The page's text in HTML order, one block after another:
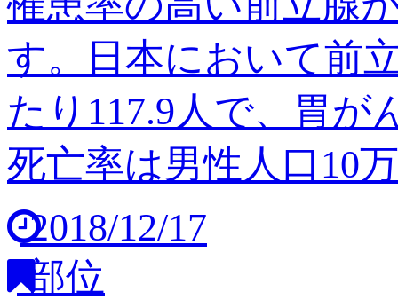
す。日本において前
たり117.9人で、胃が
死亡率は男性人口10
2018/12/17
部位